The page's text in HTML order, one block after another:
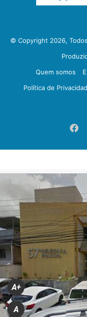
© Copyright 2026,
Quem somos
Política de
A+
A